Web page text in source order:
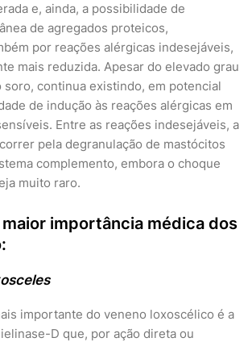
e, ainda, a possibilidade de
de agregados proteicos,
por reações alérgicas indesejáveis,
mais reduzida. Apesar do elevado grau
soro, continua existindo, em potencial
de indução às reações alérgicas em
Entre as reações indesejáveis, a
pela degranulação de mastócitos
complemento, embora o choque
muito raro.
importância médica dos
importante do veneno loxoscélico é a
D que, por ação direta ou